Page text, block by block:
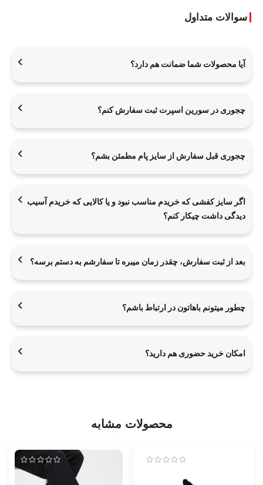
سوالات متداول
آیا محصولات شما ضمانت هم دارد؟
چجوری در سورین اسپرت ثبت سفارش کنم؟
چجوری قبل سفارش از سایز پام مطمئن بشم؟
اگر سایز کفشی که خریدم مناسب نبود و یا کالایی که خریدم آسیب
دیدگی داشت چیکار کنم؟
بعد از ثبت سفارش، چقدر زمان میبره تا سفارشم به دستم برسه؟
چطور میتونم باهاتون در ارتباط باشم؟
امکان خرید حضوری هم دارید؟
محصولات مشابه